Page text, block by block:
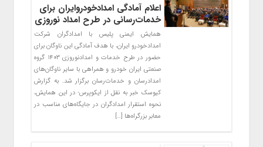
اعلام آمادگی امدادخودروایران برای
خدمات‌رسانی در طرح امداد نوروزی
همایش ایمنی پلیس با امدادگران شرکت
امدادخودرو ایران، با هدف آمادگی این ناوگان برای
حضور در طرح خدمات و امدادنوروزی ۱۴۰۳ گروه
صنعتی ایران خودرو و همراهی با سایر ناوگان‌های
امدادرسان و خدمات‌رسان برگزار شد. به گزارش
کیوسک خبر به نقل از ایکوپرس- در این همایش،
نحوه استقرار امدادگران در جایگاه‌های مناسب در
معابر بزرگراه‌ها […]